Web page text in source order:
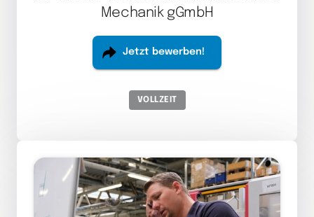
Mechanik gGmbH
Jetzt bewerben!
VOLLZEIT